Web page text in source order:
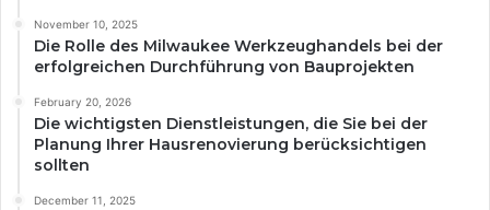
November 10, 2025
Die Rolle des Milwaukee Werkzeughandels bei der
erfolgreichen Durchführung von Bauprojekten
February 20, 2026
Die wichtigsten Dienstleistungen, die Sie bei der
Planung Ihrer Hausrenovierung berücksichtigen
sollten
December 11, 2025